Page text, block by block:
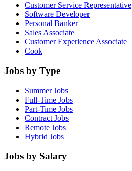
Customer Service Representative
Software Developer
Personal Banker
Sales Associate
Customer Experience Associate
Cook
Jobs by Type
Summer Jobs
Full-Time Jobs
Part-Time Jobs
Contract Jobs
Remote Jobs
Hybrid Jobs
Jobs by Salary